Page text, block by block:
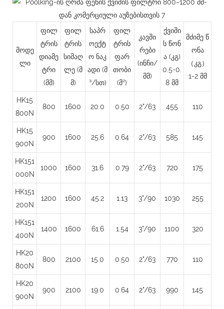
მოდე
ლი
ფილ
ტრის
დიამე
ტრი
(მმ)
ფილ
ტრის
სიმაღ
ლე (მ
მ)
საპრ
ოექტ
ო ნაკ
ადი (მ
³/სთ)
ფილ
ტრის
ფარ
თობი
(მ²)
კავში
რები
(ინჩი/
მმ)
ქვიში
ს წონ
ა (კგ)
0.5-0.
8 მმ
მძიმე წ
ონა
（კგ）
1-2 მმ
HK15
800N
800 1600 20.0 0.50 2"/63 455 110
HK15
900N
900 1600 25.6 0.64 2"/63 585 145
HK151
000N
1000 1600 31.6 0.79 2"/63 720 175
HK151
200N
1200 1600 45.2 1.13 3"/90 1030 255
HK151
400N
1400 1600 61.6 1.54 3"/90 1100 320
HK20
800N
800 2100 15.0 0.50 2"/63 770 110
HK20
900N
900 2100 19.0 0.64 2"/63 990 145